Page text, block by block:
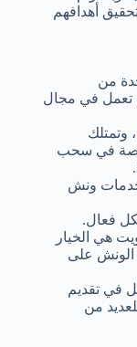
أهدافهم
من
تعمل في مجال
وتمتلك
في سحب
ونش
فعال.
هي الخيار
الونش على
في تقديم
من